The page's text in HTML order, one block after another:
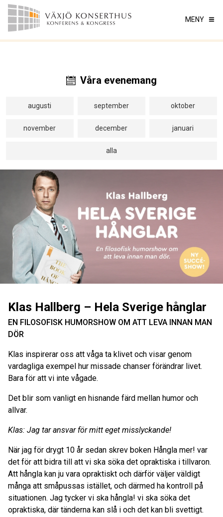
MENY
Våra evenemang
augusti september oktober
november december januari
alla
Klas Hallberg – Hela Sverige hånglar
EN FILOSOFISK HUMORSHOW OM ATT LEVA INNAN MAN
DÖR
Klas inspirerar oss att våga ta klivet och visar genom
vardagliga exempel hur missade chanser förändrar livet.
Bara för att vi inte vågade.
Det blir som vanligt en hisnande färd mellan humor och
allvar.
Klas: Jag tar ansvar för mitt eget misslyckande!
När jag för drygt 10 år sedan skrev boken Hångla mer! var
det för att bidra till att vi ska söka det opraktiska i tillvaron.
Att hångla kan ju vara opraktiskt och därför väljer väldigt
många att småpussas istället, och därmed ha kontroll på
situationen. Jag tycker vi ska hångla! vi ska söka det
opraktiska, där tänderna kan slå i och det kan bli svettigt.